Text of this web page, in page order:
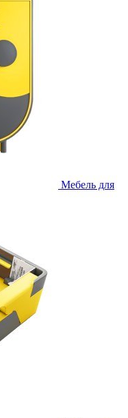
Мебель для